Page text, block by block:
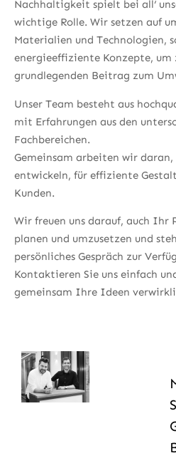
Nachhaltigkeit spielt bei all‘
wichtige Rolle. Wir setzen auf
Materialien und Technologien,
energieeffiziente Konzepte, um
grundlegenden Beitrag zum
Unser Team besteht aus
mit Erfahrungen aus den
Fachbereichen.
Gemeinsam arbeiten wir
entwickeln, für effiziente
Kunden.
Wir freuen uns darauf, auch Ihr
planen und umzusetzen und
persönliches Gespräch zur
Kontaktieren Sie uns einfach
gemeinsam Ihre Ideen